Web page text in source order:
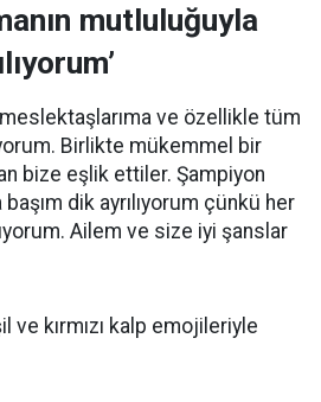
mutluluğuyla
ve özellikle tüm
Birlikte mükemmel bir
bize eşlik ettiler. Şampiyon
dik ayrılıyorum çünkü her
Ailem ve size iyi şanslar
ve kırmızı kalp emojileriyle